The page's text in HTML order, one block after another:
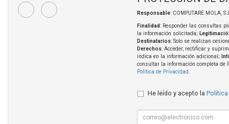
Responsable: COMPUTARE MOLA,
Finalidad: Responder las consultas
la información solicitada;
Destinatarios: Solo se realizan
Derechos: Acceder, rectificar y
indica en la información adicional;
consultar la información completa de
Política de Privacidad
He leído y acepto la Política